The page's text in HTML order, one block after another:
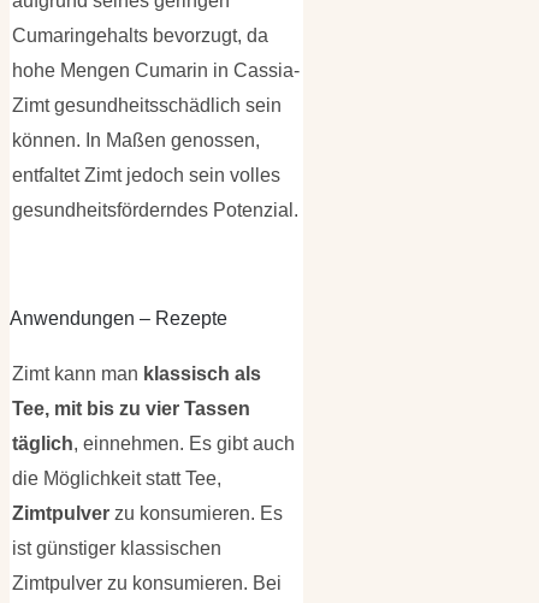
Cumaringehalts bevorzugt, da
hohe Mengen Cumarin in Cassia-
Zimt gesundheitsschädlich sein
können. In Maßen genossen,
entfaltet Zimt jedoch sein volles
gesundheitsförderndes Potenzial.
Anwendungen – Rezepte
Zimt kann man klassisch als
Tee, mit bis zu vier Tassen
täglich, einnehmen. Es gibt auch
die Möglichkeit statt Tee,
Zimtpulverzu konsumieren. Es
ist günstiger klassischen
Zimtpulver zu konsumieren. Bei